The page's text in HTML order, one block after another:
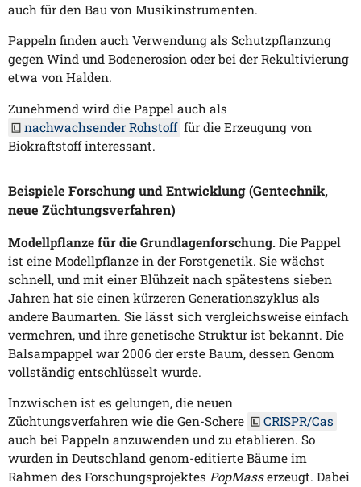
auch für den Bau von Musikinstrumenten.
Pappeln finden auch Verwendung als Schutzpflanzung
gegen Wind und Bodenerosion oder bei der Rekultivierung
etwa von Halden.
Zunehmend wird die Pappel auch als
nachwachsender Rohstoff für die Erzeugung von
Biokraftstoff interessant.
Beispiele Forschung und Entwicklung (Gentechnik,
neue Züchtungsverfahren)
Modellpflanze für die Grundlagenforschung. Die Pappel
ist eine Modellpflanze in der Forstgenetik. Sie wächst
schnell, und mit einer Blühzeit nach spätestens sieben
Jahren hat sie einen kürzeren Generationszyklus als
andere Baumarten. Sie lässt sich vergleichsweise einfach
vermehren, und ihre genetische Struktur ist bekannt. Die
Balsampappel war 2006 der erste Baum, dessen Genom
vollständig entschlüsselt wurde.
Inzwischen ist es gelungen, die neuen
Züchtungsverfahren wie die Gen-Schere
CRISPR/Cas
auch bei Pappeln anzuwenden und zu etablieren. So
wurden in Deutschland genom-editierte Bäume im
Rahmen des Forschungsprojektes PopMasserzeugt. Dabei